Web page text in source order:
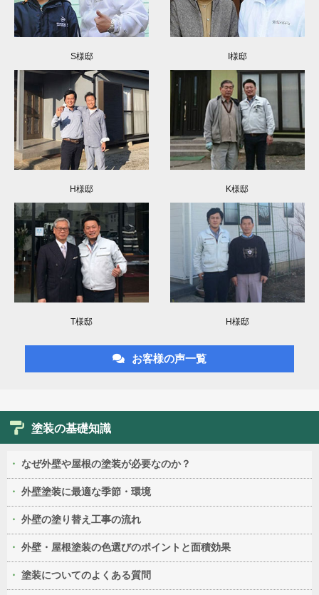
S様邸 I様邸
H様邸 K様邸
T様邸 H様邸
お客様の声一覧
塗装の基礎知識
なぜ外壁や屋根の塗装が必要なのか？
外壁塗装に最適な季節・環境
外壁の塗り替え工事の流れ
外壁・屋根塗装の色選びのポイントと面積効果
塗装についてのよくある質問